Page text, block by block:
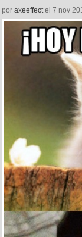
por axeeffectel 7 nov